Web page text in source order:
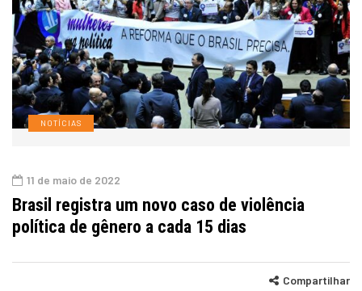
NOTÍCIAS
11 de maio de 2022
Brasil registra um novo caso de violência
política de gênero a cada 15 dias
Compartilhar